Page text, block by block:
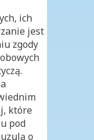
ich
jest
zgody
które
pod
o